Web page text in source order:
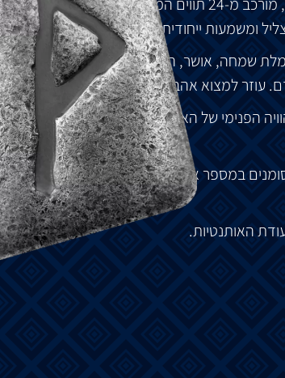
ומשמעותייחודית.
שמחה, אושר, הגשמה,הרמוניהושביעות
.עוזרלמצואאהבהואושראמיתיים .
הפנימישלהאדם,במקוםבנסיבות
במספר אישיובסימןמנטה.כלרונה
האותנטיות.